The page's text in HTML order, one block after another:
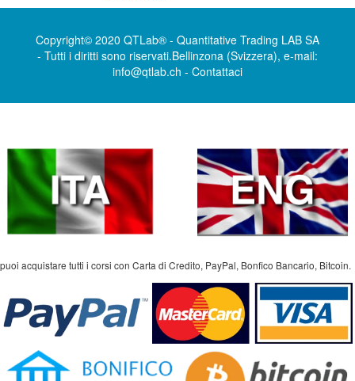
Copyright© 2020 QTLab® - Quantitative Trading LAB SA
- Tutti i diritti sono riservati.Bellinzona (Svizzera), e-mail:
info@qtlab.ch - Contattaci
puoi acquistare tutti i corsi con Carta di Credito, PayPal, Bonfico Bancario, Bitcoin.